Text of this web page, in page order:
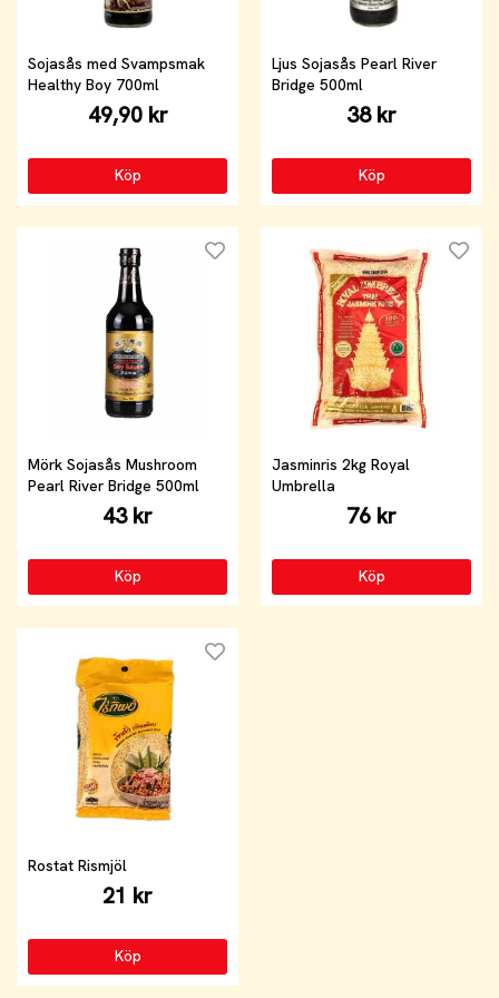
Sojasås med Svampsmak
Healthy Boy 700ml
49,90 kr
Köp
Ljus Sojasås Pearl River
Bridge 500ml
38 kr
Köp
Mörk Sojasås Mushroom
Pearl River Bridge 500ml
43 kr
Köp
Jasminris 2kg Royal
Umbrella
76 kr
Köp
Rostat Rismjöl
21 kr
Köp